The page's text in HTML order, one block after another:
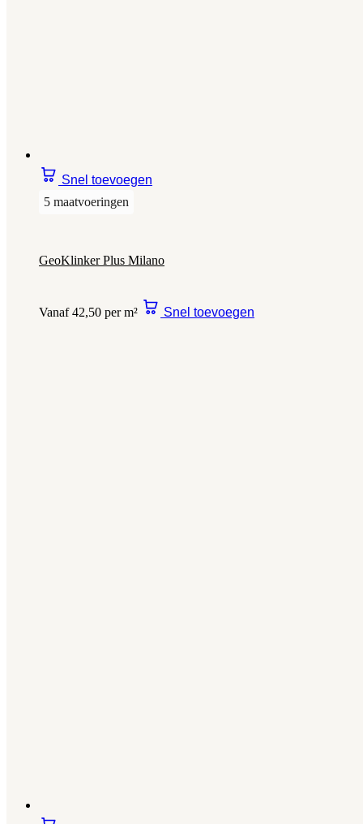
Snel toevoegen
5 maatvoeringen
GeoKlinker Plus Milano
Vanaf 42,50 per m² Snel toevoegen